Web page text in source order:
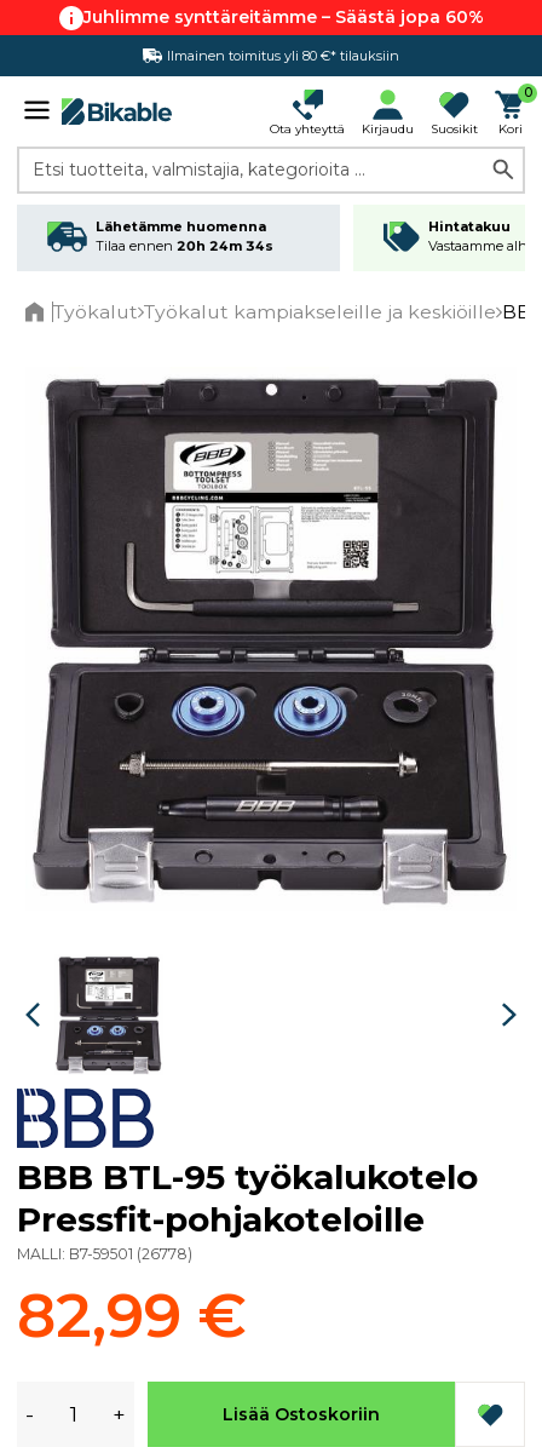
Juhlimme synttäreitämme – Säästä jopa 60%
Hintatakuu
Ota yhteyttä Kirjaudu Suosikit
0
Kori
Etsi tuotteita, valmistajia, kategorioita ...
Lähetämme huomenna
Tilaa ennen 20h 24m 34s
Hintatakuu
Vastaamme
Työkalut Työkalut kampiakseleille ja keskiöille
BBB BTL-95 työkalukotelo
Pressfit-pohjakoteloille
MALLI: B7-59501 (26778)
82,99 €
- + Lisää Ostoskoriin